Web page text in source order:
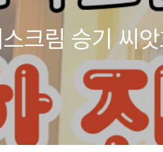
크림 승기 씨